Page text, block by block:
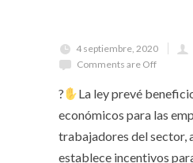
4 septiembre, 2020
Comments are Off
?
La ley prevé
económicos para las
trabajadores del sector,
establece incentivos